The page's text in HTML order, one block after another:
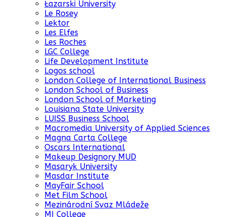
Łazarski University
Le Rosey
Lektor
Les Elfes
Les Roches
LGC College
Life Development Institute
Logos school
London College of International Business
London School of Business
London School of Marketing
Louisiana State University
LUISS Business School
Macromedia University of Applied Sciences
Magna Carta College
Oscars International
Makeup Designory MUD
Masaryk University
Masdar Institute
MayFair School
Met Film School
Mezinárodní Svaz Mládeže
MI College